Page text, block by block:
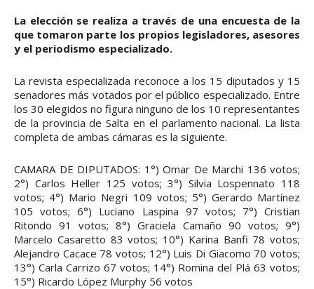
La elección se realiza a través de una encuesta de la
que tomaron parte los propios legisladores, asesores
y el periodismo especializado.
La revista especializada reconoce a los 15 diputados y 15
senadores más votados por el público especializado. Entre
los 30 elegidos no figura ninguno de los 10 representantes
de la provincia de Salta en el parlamento nacional. La lista
completa de ambas cámaras es la siguiente.
CAMARA DE DIPUTADOS: 1°) Omar De Marchi 136 votos;
2°) Carlos Heller 125 votos; 3°) Silvia Lospennato 118
votos; 4°) Mario Negri 109 votos; 5°) Gerardo Martínez
105 votos; 6°) Luciano Laspina 97 votos; 7°) Cristian
Ritondo 91 votos; 8°) Graciela Camaño 90 votos; 9°)
Marcelo Casaretto 83 votos; 10°) Karina Banfi 78 votos;
Alejandro Cacace 78 votos; 12°) Luis Di Giacomo 70 votos;
13°) Carla Carrizo 67 votos; 14°) Romina del Plá 63 votos;
15°) Ricardo López Murphy 56 votos